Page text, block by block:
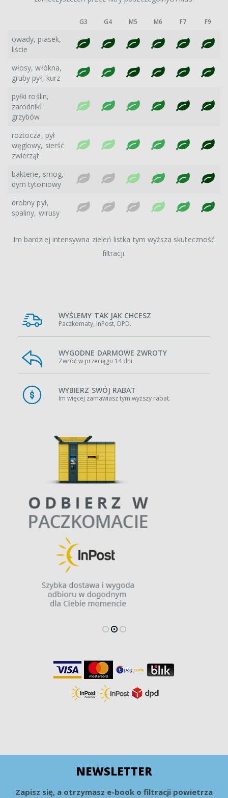
G3 G4 M5 M6 F7 F9
owady, piasek,
liście
włosy, włókna,
gruby pył, kurz
pyłki roślin,
zarodniki
grzybów
roztocza, pył
węglowy, sierść
zwierząt
bakterie, smog,
dym tytoniowy
drobny pył,
spaliny, wirusy
Im bardziej intensywna zieleń listka tym wyższa skuteczność
filtracji.
WYŚLEMY TAK JAK CHCESZ
Paczkomaty, InPost, DPD.
WYGODNE DARMOWE ZWROTY
Zwróć w przeciągu 14 dni
WYBIERZ SWÓJ RABAT
Im więcej zamawiasz tym wyższy rabat.
NEWSLETTER
Zapisz się, a otrzymasz e-book o filtracji powietrza